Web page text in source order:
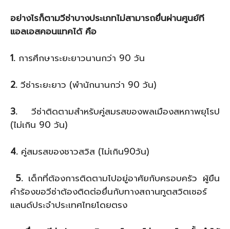
อย่างไรก็ตามวีซ่าบางประเภทไม่สามารถยื่นผ่านศูนย์ที
แอลเอสคอนแทคได้ คือ
1. การศึกษาระยะยาวนานกว่า 90 วัน
2. วีซ่าระยะยาว (พำนักนานกว่า 90 วัน)
3. วีซ่าติดตามสำหรับคู่สมรสของพลเมืองสหภาพยุโรป
(ไม่เกิน 90 วัน)
4. คู่สมรสของชาวสวิส (ไม่เกิน90วัน)
5.เด็กที่ต้องการติดตามไปอยู่อาศัยกับครอบครัว ผู้ยืน
คำร้องขอวีซ่าต้องติดต่อยื่นกับทางสถานทูตสวิตเซอร์
แลนด์ประจำประเทศไทยโดยตรง